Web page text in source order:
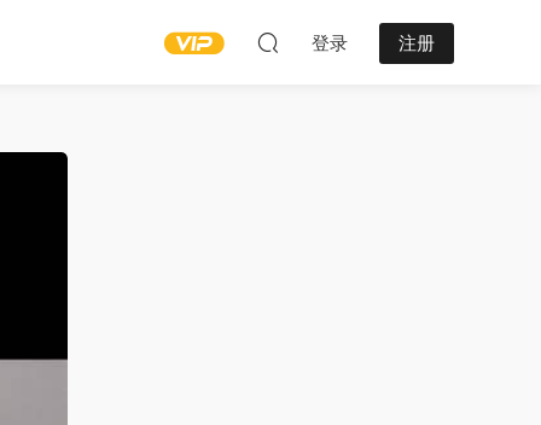
登录 注册